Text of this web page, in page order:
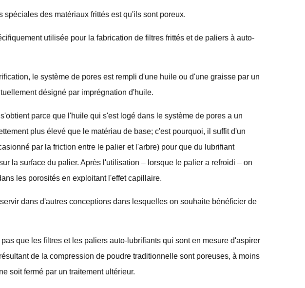
spéciales des matériaux frittés est qu'ils sont poreux.
utilisée pour la fabrication de filtres frittés et de paliers à auto-
le système de pores est rempli d'une huile ou d'une graisse par un
désigné par imprégnation d'huile.
parce que l'huile qui s'est logé dans le système de pores a un
plus élevé que le matériau de base; c'est pourquoi, il suffit d'un
par la friction entre le palier et l'arbre) pour que du lubrifiant
la surface du palier. Après l'utilisation – lorsque le palier a refroidi – on
les porosités en exploitant l'effet capillaire.
dans d'autres conceptions dans lesquelles on souhaite bénéficier de
pas que les filtres et les paliers auto-lubrifiants qui sont en mesure d'aspirer
de la compression de poudre traditionnelle sont poreuses, à moins
soit fermé par un traitement ultérieur.